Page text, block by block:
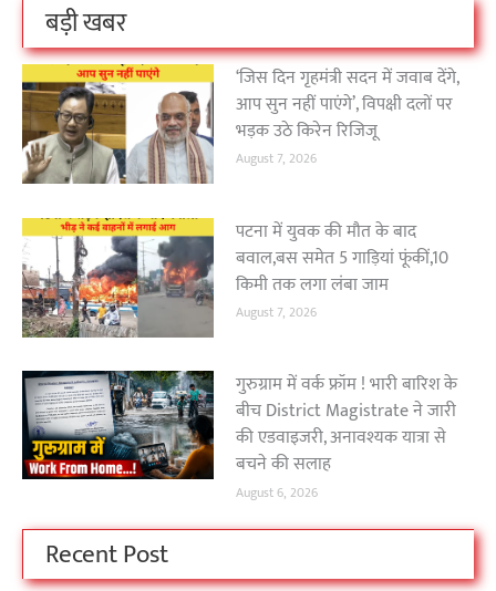
बड़ी खबर
‘जिस दिन गृहमंत्री सदन में जवाब देंगे,
आप सुन नहीं पाएंगे’, विपक्षी दलों पर
भड़क उठे किरेन रिजिजू
August 7, 2026
पटना में युवक की मौत के बाद
बवाल,बस समेत 5 गाड़ियां फूंकीं,10
किमी तक लगा लंबा जाम
August 7, 2026
गुरुग्राम में वर्क फ्रॉम ! भारी बारिश के
बीच District Magistrate ने जारी
की एडवाइजरी, अनावश्यक यात्रा से
बचने की सलाह
August 6, 2026
Recent Post